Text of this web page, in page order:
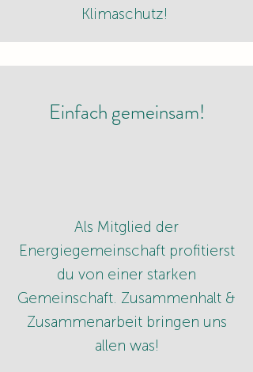
Klimaschutz!
Einfach gemeinsam!
Als Mitglied der
Energiegemeinschaft profitierst
du von einer starken
Gemeinschaft. Zusammenhalt &
Zusammenarbeit bringen uns
allen was!